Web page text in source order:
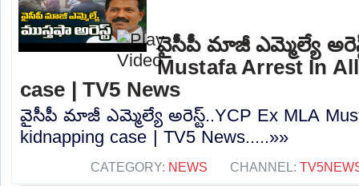
వైసీపీ మాజీ ఎమ్మెల్యే
Mustafa Arrest In
case | TV5 News
వైసీపీ మాజీ ఎమ్మెల్యే అరెస్ట్..YCP Ex MLA
kidnapping case | TV5 News.....»»
CATEGORY: NEWS CHANNEL: